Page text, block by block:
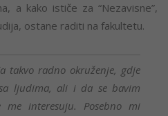
a kako ističe za “Nezavisne”,
ostane raditi na fakultetu.
takvo radno okruženje, gdje
ljudima, ali i da se bavim
me interesuju. Posebno mi